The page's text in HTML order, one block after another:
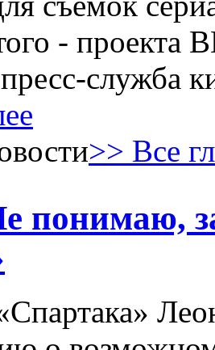
- проекта
служба
>> Все
понимаю,